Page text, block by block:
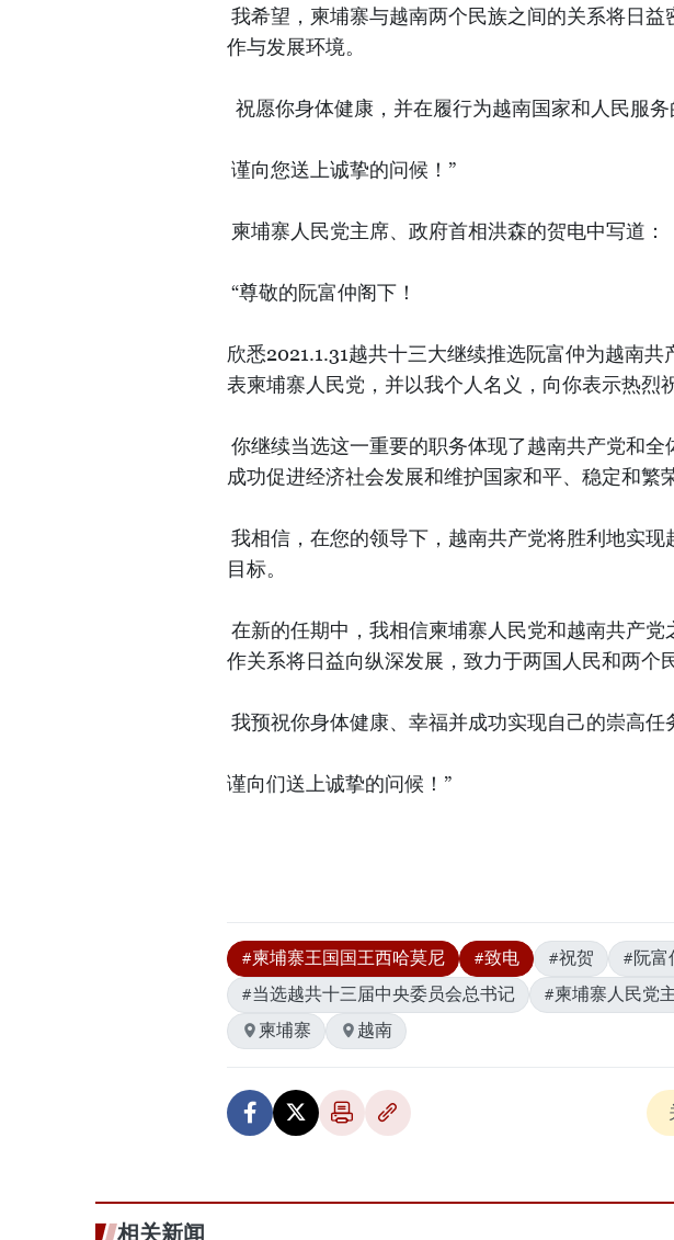
我希望，柬埔寨与越南两个民族之间的关系将日
作与发展环境。
祝愿你身体健康，并在履行为越南国家和人民服务
谨向您送上诚挚的问候！”
柬埔寨人民党主席、政府首相洪森的贺电中写道：
“尊敬的阮富仲阁下！
欣悉2021.1.31越共十三大继续推选阮富仲为越南
表柬埔寨人民党，并以我个人名义，向你表示热烈
你继续当选这一重要的职务体现了越南共产党和
成功促进经济社会发展和维护国家和平、稳定和繁
我相信，在您的领导下，越南共产党将胜利地实
目标。
在新的任期中，我相信柬埔寨人民党和越南共产
作关系将日益向纵深发展，致力于两国人民和两个
我预祝你身体健康、幸福并成功实现自己的崇高任
谨向们送上诚挚的问候！”
#柬埔寨王国国王西哈莫尼 #致电 #祝贺
#阮富
#当选越共十三届中央委员会总书记
#柬埔寨人民党
柬埔寨
越南
相关新闻